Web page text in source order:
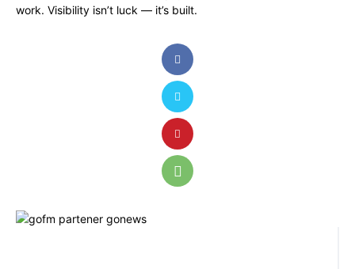
work. Visibility isn’t luck — it’s built.